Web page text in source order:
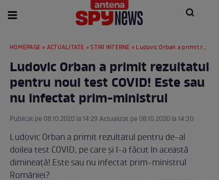
HOMEPAGE » ACTUALITATE »STIRI INTERNE » Ludovic Orban a primit rezultatul pentru noul test COVID! Este sau nu infectat prim-ministrul
Ludovic Orban a primit rezultatul
pentru noul test COVID! Este sau
nu infectat prim-ministrul
Publicat pe 08.10.2020 la 14:29 Actualizat pe 08.10.2020 la 14:30
Ludovic Orban a primit rezultatul pentru de-al
doilea test COVID, pe care și l-a făcut în această
dimineață! Este sau nu infectat prim-ministrul
României?